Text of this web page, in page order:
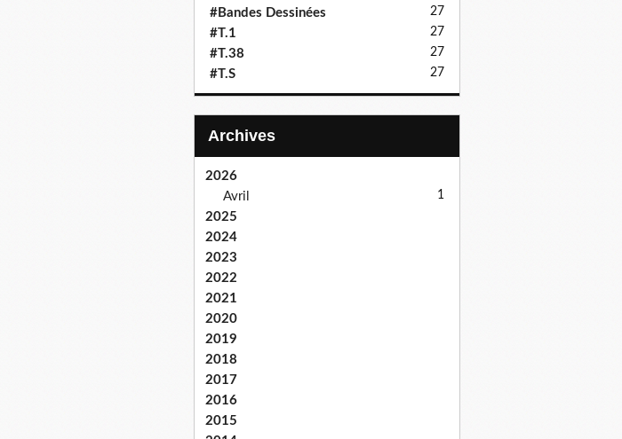
#Bandes Dessinées 27
#T.1 27
#T.38 27
#T.S 27
Archives
2026
Avril
1
2025
2024
2023
2022
2021
2020
2019
2018
2017
2016
2015